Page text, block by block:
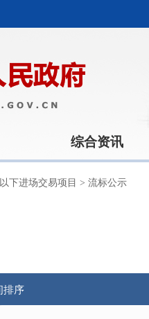
综合资讯
下进场交易项目 > 流标公示
排序